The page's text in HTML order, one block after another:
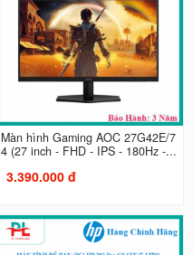
Màn hình Gaming AOC 27G42E/7
4 (27 inch - FHD - IPS - 180Hz -...
3.390.000 đ